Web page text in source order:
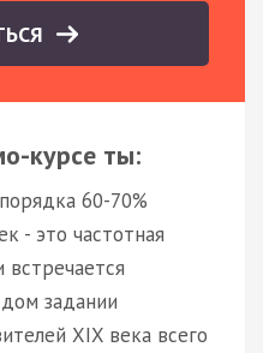
курсе ты:
60-70%
- это частотная
встречается
задании
XIX века всего